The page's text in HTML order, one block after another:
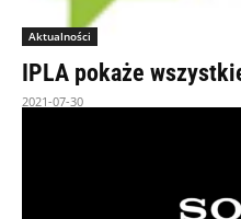
Aktualności
IPLA pokaże
2021-07-30